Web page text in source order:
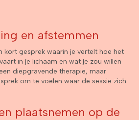
en afstemmen
kort gesprek waarin je vertelt hoe het
in je lichaam en wat je zou willen
diepgravende therapie, maar
om te voelen waar de sessie zich
plaatsnemen op de